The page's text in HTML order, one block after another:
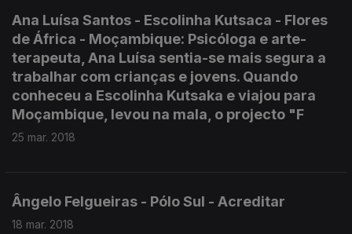
Ana Luísa Santos - Escolinha Kutsaca - Flores
de África - Moçambique: Psicóloga e arte-
terapeuta, Ana Luísa sentia-se mais segura a
trabalhar com crianças e jovens. Quando
conheceu a Escolinha Kutsaka e viajou para
Moçambique, levou na mala, o projecto "F
25 mar. 2018
Ângelo Felgueiras - Pólo Sul - Acreditar
18 mar. 2018